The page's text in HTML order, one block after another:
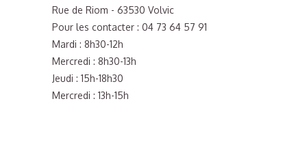
Rue de Riom - 63530 Volvic
Pour les contacter : 04 73 64 57 91
Mardi : 8h30-12h
Mercredi : 8h30-13h
Jeudi : 15h-18h30
Mercredi : 13h-15h